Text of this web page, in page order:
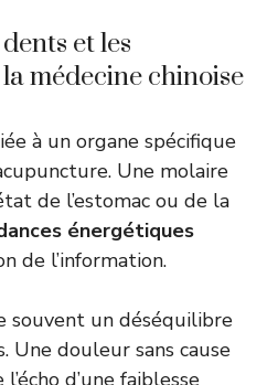
et les
médecine chinoise
à un organe spécifique
Une molaire
de l’estomac ou de la
énergétiques
de l’information.
souvent un déséquilibre
Une douleur sans cause